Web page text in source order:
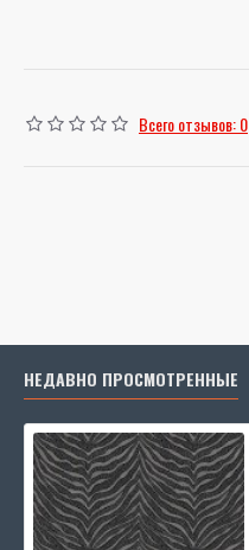
Всего отзывов: 0
НЕДАВНО ПРОСМОТРЕННЫЕ